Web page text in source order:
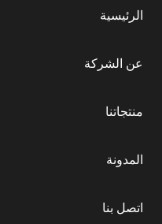
الرئيسية
عن الشركة
منتجاتنا
المدونة
اتصل بنا